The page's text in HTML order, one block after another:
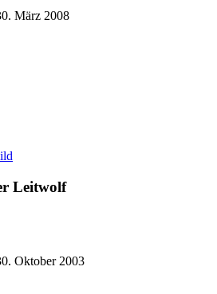
März 2008
Leitwolf
Oktober 2003